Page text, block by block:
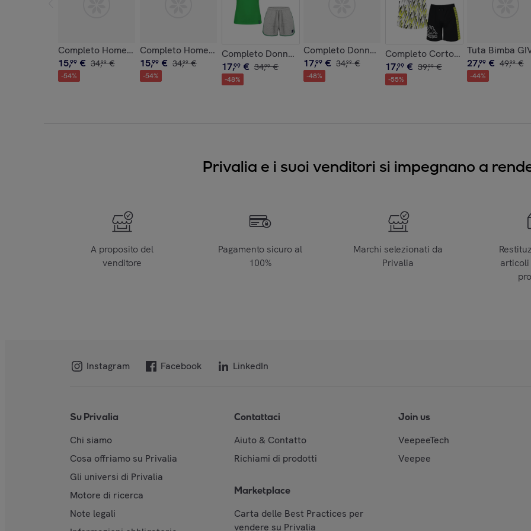
Completo Homewear Donna Corto GIVOVA Cotone
15,99 € 34,99 €
-54%
Completo Homewear Donna Corto GIVOVA Cotone
15,99 € 34,99 €
-54%
Completo Donna ALVIERO MARTINI Manica Corta Cotone
17,99 € 34,99 €
-48%
Completo Donna ALVIERO MARTINI Manica Corta
17,99 € 34,99 €
-48%
Completo Corto Ragazzo KAPPA
17,99 € 39,99 €
-55%
Tuta Bimba
27,99 € 49,99 €
-44%
Privalia e i suoi venditori si impegnano a
A proposito del
venditore
Pagamento sicuro al
100%
Marchi selezionati da
Privalia
articoli
Instagram Facebook LinkedIn
Su Privalia
Chi siamo
Cosa offriamo su Privalia
Gli universi di Privalia
Motore di ricerca
Note legali
Contattaci
Aiuto & Contatto
Richiami di prodotti
Marketplace
Carta delle Best Practices per
vendere su Privalia
Join us
VeepeeTech
Veepee